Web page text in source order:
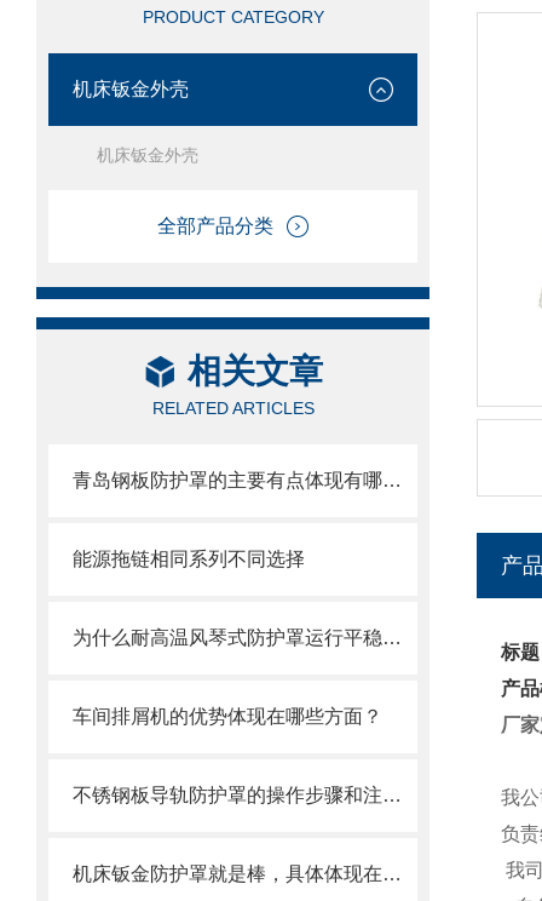
PRODUCT CATEGORY
机床钣金外壳
机床钣金外壳
全部产品分类
相关文章
RELATED ARTICLES
青岛钢板防护罩的主要有点体现有哪些方面？
能源拖链相同系列不同选择
为什么耐高温风琴式防护罩运行平稳且无噪音？
车间排屑机的优势体现在哪些方面？
不锈钢板导轨防护罩的操作步骤和注意事项
机床钣金防护罩就是棒，具体体现在哪些方面呢
产
标
产
厂
我
负
我